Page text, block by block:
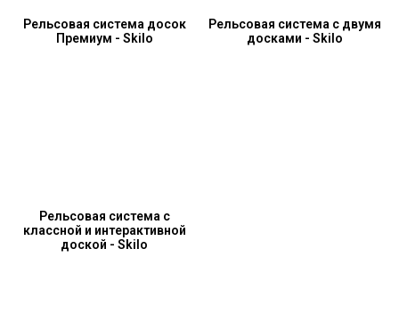
Рельсовая система досок
Премиум - Skilo
Рельсовая система с двумя
досками - Skilo
Рельсовая система с
классной и интерактивной
доской - Skilo